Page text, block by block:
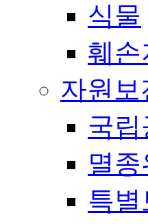
식물
훼손
자원보
국
멸
특